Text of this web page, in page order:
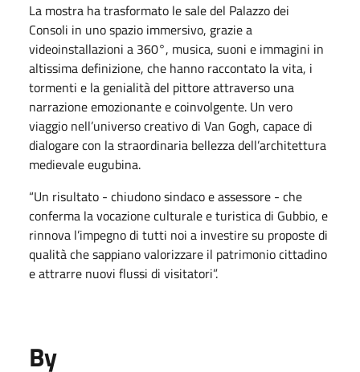
La mostra ha trasformato le sale del Palazzo dei
Consoli in uno spazio immersivo, grazie a
videoinstallazioni a 360°, musica, suoni e immagini in
altissima definizione, che hanno raccontato la vita, i
tormenti e la genialità del pittore attraverso una
narrazione emozionante e coinvolgente. Un vero
viaggio nell’universo creativo di Van Gogh, capace di
dialogare con la straordinaria bellezza dell’architettura
medievale eugubina.
“Un risultato - chiudono sindaco e assessore - che
conferma la vocazione culturale e turistica di Gubbio, e
rinnova l’impegno di tutti noi a investire su proposte di
qualità che sappiano valorizzare il patrimonio cittadino
e attrarre nuovi flussi di visitatori”.
By